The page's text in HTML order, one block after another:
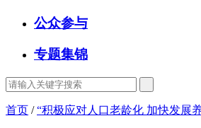
公众参与
专题集锦
首页 /“积极应对人口老龄化 加快发展